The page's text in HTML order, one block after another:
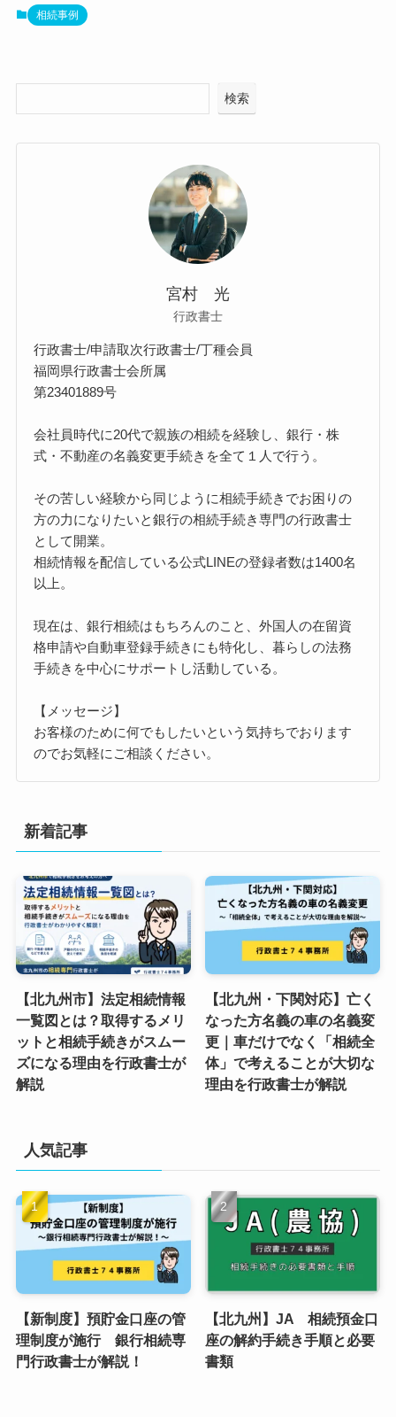
相続事例
検索
宮村 光
行政書士
行政書士/申請取次行政書士/丁種会員
福岡県行政書士会所属
第23401889号
会社員時代に20代で親族の相続を経験し、銀行・株
式・不動産の名義変更手続きを全て１人で行う。
その苦しい経験から同じように相続手続きでお困りの
方の力になりたいと銀行の相続手続き専門の行政書士
として開業。
相続情報を配信している公式LINEの登録者数は1400名
以上。
現在は、銀行相続はもちろんのこと、外国人の在留資
格申請や自動車登録手続きにも特化し、暮らしの法務
手続きを中心にサポートし活動している。
【メッセージ】
お客様のために何でもしたいという気持ちでおります
のでお気軽にご相談ください。
新着記事
【北九州市】法定相続情報
一覧図とは？取得するメリ
ットと相続手続きがスムー
ズになる理由を行政書士が
解説
【北九州・下関対応】亡く
なった方名義の車の名義変
更｜車だけでなく「相続全
体」で考えることが大切な
理由を行政書士が解説
人気記事
【新制度】預貯金口座の管
理制度が施行 銀行相続専
門行政書士が解説！
【北九州】JA 相続預金口
座の解約手続き手順と必要
書類